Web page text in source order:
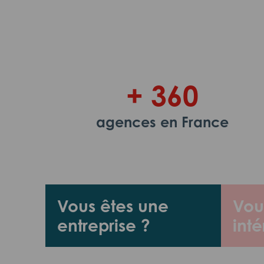
Vous êtes une
entreprise ?
+ 360
agences en France